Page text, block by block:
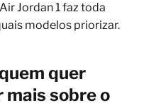
Jordan 1 faz toda
modelos priorizar.
quer
mais sobre o